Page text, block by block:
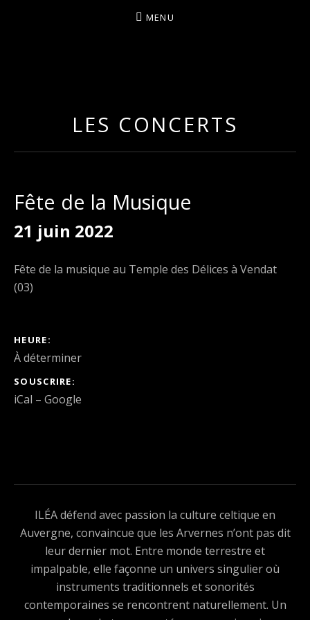
MENU
LES CONCERTS
Fête de la Musique
21 juin 2022
Fête de la musique au Temple des Délices à Vendat
(03)
DÉTAILS DU CONCERT
HEURE
À déterminer
SOUSCRIRE
iCal Google
ILÉA défend avec passion la culture celtique en
Auvergne, convaincue que les Arvernes n’ont pas dit
leur dernier mot. Entre monde terrestre et
impalpable, elle façonne un univers singulier où
instruments traditionnels et sonorités
contemporaines se rencontrent naturellement. Un